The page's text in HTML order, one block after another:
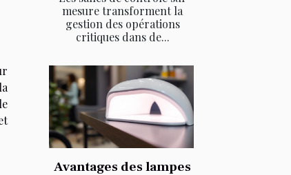
mesure transforment la
gestion des opérations
critiques dans de...
Avantages des lampes